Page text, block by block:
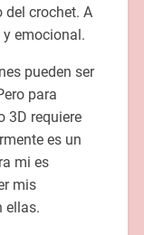
del crochet. A
emocional.
pueden ser
para
3D requiere
es un
mi es
mis
ellas.